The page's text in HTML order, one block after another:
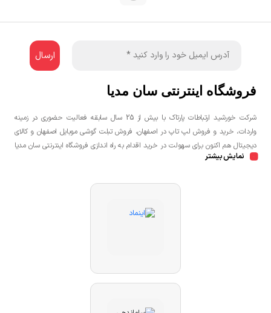
فروشگاه اینترنتی سان مدیا
شرکت خورشید ارتباطات پارتاک با بیش از 25 سال سابقه فعالیت حضوری در زمینه
واردات، خرید و فروش لپ تاپ در اصفهان، فروش تبلت گوشی موبایل اصفهان و کالای
دیجیتال هم اکنون برای سهولت در خرید اقدام به راه اندازی فروشگاه اینترنتی سان مدیا
نموده است تا مشتریان عزیز یک خرید راحت و مطمئن با بهترین قیمت را تجربه
در اصفهان به صورت حضوری و یا اینترنتی اقدام نمائید.
نمایش بیشتر